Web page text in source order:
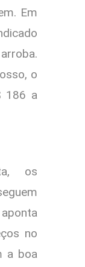
Em
o
186 a
os
no
a boa